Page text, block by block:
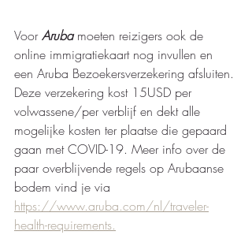
Voor Aruba moeten reizigers ook de
online immigratiekaart nog invullen en
een Aruba Bezoekersverzekering afsluiten.
Deze verzekering kost 15USD per
volwassene/per verblijf en dekt alle
mogelijke kosten ter plaatse die gepaard
gaan met COVID-19. Meer info over de
paar overblijvende regels op Arubaanse
bodem vind je via
https://www.aruba.com/nl/traveler-
health-requirements.